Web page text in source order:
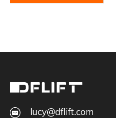
lucy@dflift.com